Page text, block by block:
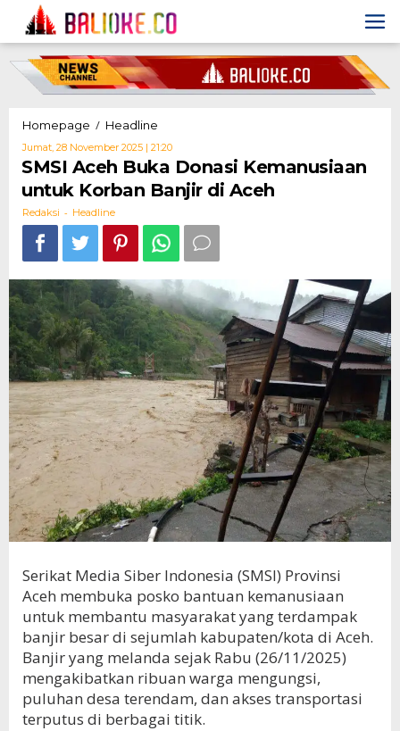
content
Homepage / Headline
Aceh
Buka
Donasi
Kemanusiaan
untuk
Banjir
di
Jumat, 28 November 2025 | 21:20Oleh
Redaksi
SMSI Aceh Buka Donasi Kemanusiaan
untuk Korban Banjir di Aceh
Redaksi - Headline
Serikat Media Siber Indonesia (SMSI) Provinsi
Aceh membuka posko bantuan kemanusiaan
untuk membantu masyarakat yang terdampak
banjir besar di sejumlah kabupaten/kota di Aceh.
Banjir yang melanda sejak Rabu (26/11/2025)
mengakibatkan ribuan warga mengungsi,
puluhan desa terendam, dan akses transportasi
terputus di berbagai titik.